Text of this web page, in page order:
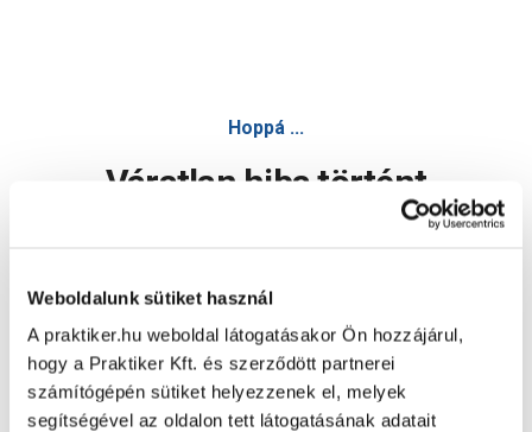
Weboldalunk sütiket használ
A praktiker.hu weboldal látogatásakor Ön hozzájárul,
hogy a Praktiker Kft. és szerződött partnerei
számítógépén sütiket helyezzenek el, melyek
segítségével az oldalon tett látogatásának adatait
Hoppá ...
Váratlan hiba történt
Oldal újratöltése